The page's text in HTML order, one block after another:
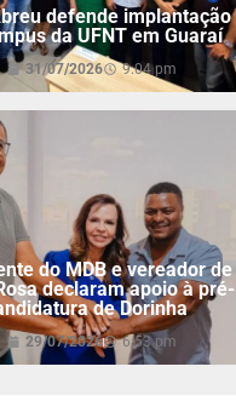
defende implantação
da UFNT em Guaraí
31/07/2026 9:04 pm
do MDB e vereador de
declaram apoio à pré-
de Dorinha
29/07/2026 6:53 pm